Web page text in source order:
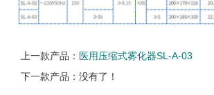
上一款产品： 医用压缩式雾化器SL-A-03
下一款产品：没有了！